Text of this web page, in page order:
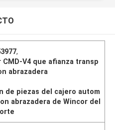
,
CMD-V4 que afianza transp
abrazadera
de piezas del cajero autom
abrazadera de Wincor del